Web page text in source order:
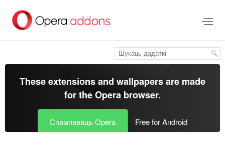
асноўнага
These extensions and wallpapers are made
for theOpera browser.
Спампаваць Opera Free for Android